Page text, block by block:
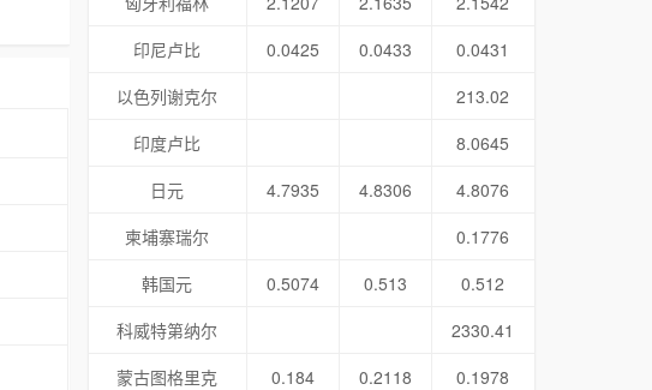
印尼卢比
0.0425 0.0433
0.0431
以色列谢克尔
213.02
印度卢比
8.0645
日元
4.7935 4.8306
4.8076
柬埔寨瑞尔
0.1776
韩国元
0.5074 0.513
0.512
科威特第纳尔
2330.41
蒙古图格里克
0.184 0.2118
0.1978